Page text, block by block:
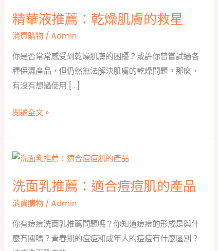
精華液推薦：乾燥肌膚的救星
消費購物 /Admin
你是否常常感受到乾燥肌膚的困擾？或許你曾嘗試過各
種保濕產品，但仍然無法解決肌膚的乾燥問題。那麼，
有沒有想過使用 […]
精
液
推
乾
燥
膚
的
閱讀全文 »
洗面乳推薦：適合痘痘肌的產品
消費購物 /Admin
你有痘痘洗面乳推薦問題嗎？你知道痘痘的形成是與什
麼有關嗎？青春期的痘痘和成年人的痘痘有什麼區別？